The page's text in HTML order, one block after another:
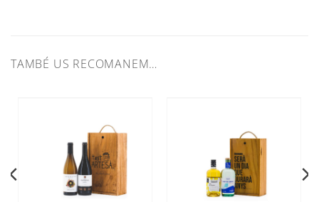
TAMBÉ US RECOMANEM…